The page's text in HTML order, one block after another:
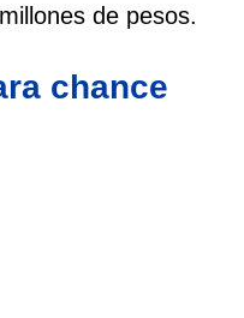
de pesos.
chance